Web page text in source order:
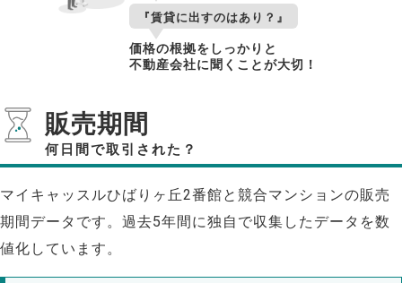
『賃貸に出すのはあり？』
価格の根拠をしっかりと
不動産会社に聞くことが大切！
販売期間
何日間で取引された？
マイキャッスルひばりヶ丘2番館と競合マンションの販売
期間データです。過去5年間に独自で収集したデータを数
値化しています。